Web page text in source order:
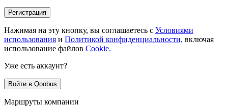
Регистрация
Нажимая на эту кнопку, вы соглашаетесь с Условиями
использования и Политикой конфиденциальности, включая
использование файлов Cookie.
Уже есть аккаунт?
Войти в Qoobus
Маршруты компании